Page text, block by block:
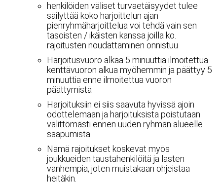
henkilöiden väliset turvaetäisyydet tulee
säilyttää koko harjoittelun ajan
pienryhmäharjoittelua voi tehdä vain sen
tasoisten / ikäisten kanssa joilla ko.
rajoitusten noudattaminen onnistuu
Harjoitusvuoro alkaa 5 minuuttia ilmoitettua
kenttävuoron alkua myöhemmin ja päättyy 5
minuuttia enne ilmoitettua vuoron
päättymistä
Harjoituksiin ei siis saavuta hyvissä ajoin
odottelemaan ja harjoituksista poistutaan
välittömästi ennen uuden ryhmän alueelle
saapumista
Nämä rajoitukset koskevat myös
joukkueiden taustahenkilöitä ja lasten
vanhempia, joten muistakaan ohjeistaa
heitäkin.